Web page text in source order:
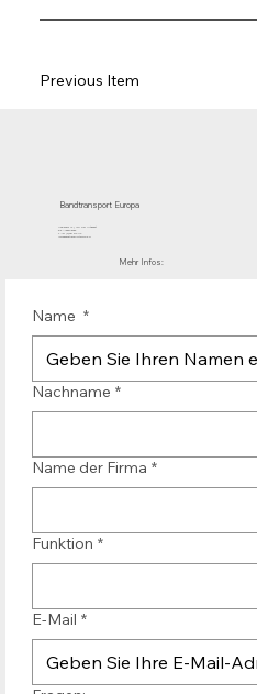
Previous Item
Bandtransport Europa
Mehr Infos:
Name *
Nachname *
Name der Firma *
Funktion *
E-Mail *